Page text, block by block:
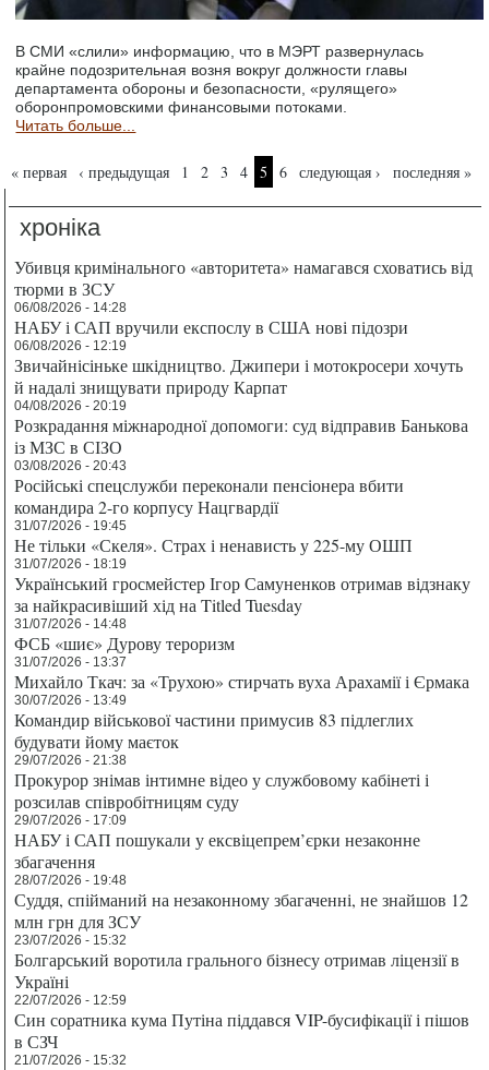
В СМИ «слили» информацию, что в МЭРТ развернулась
крайне подозрительная возня вокруг должности главы
департамента обороны и безопасности, «рулящего»
оборонпромовскими финансовыми потоками.
Читать больше...
Страницы
« первая ‹ предыдущая 1 2 3 4 5 6 следующая › последняя »
хроніка
Убивця кримінального «авторитета» намагався сховатись від
тюрми в ЗСУ
06/08/2026 - 14:28
НАБУ і САП вручили експослу в США нові підозри
06/08/2026 - 12:19
Звичайнісіньке шкідництво. Джипери і мотокросери хочуть
й надалі знищувати природу Карпат
04/08/2026 - 20:19
Розкрадання міжнародної допомоги: суд відправив Банькова
із МЗС в СІЗО
03/08/2026 - 20:43
Російські спецслужби переконали пенсіонера вбити
командира 2-го корпусу Нацгвардії
31/07/2026 - 19:45
Не тільки «Скеля». Страх і ненависть у 225-му ОШП
31/07/2026 - 18:19
Український гросмейстер Ігор Самуненков отримав відзнаку
за найкрасивіший хід на Titled Tuesday
31/07/2026 - 14:48
ФСБ «шиє» Дурову тероризм
31/07/2026 - 13:37
Михайло Ткач: за «Трухою» стирчать вуха Арахамії і Єрмака
30/07/2026 - 13:49
Командир військової частини примусив 83 підлеглих
будувати йому маєток
29/07/2026 - 21:38
Прокурор знімав інтимне відео у службовому кабінеті і
розсилав співробітницям суду
29/07/2026 - 17:09
НАБУ і САП пошукали у ексвіцепрем’єрки незаконне
збагачення
28/07/2026 - 19:48
Суддя, спійманий на незаконному збагаченні, не знайшов 12
млн грн для ЗСУ
23/07/2026 - 15:32
Болгарський воротила грального бізнесу отримав ліцензії в
Україні
22/07/2026 - 12:59
Син соратника кума Путіна піддався VIP-бусифікації і пішов
в СЗЧ
21/07/2026 - 15:32